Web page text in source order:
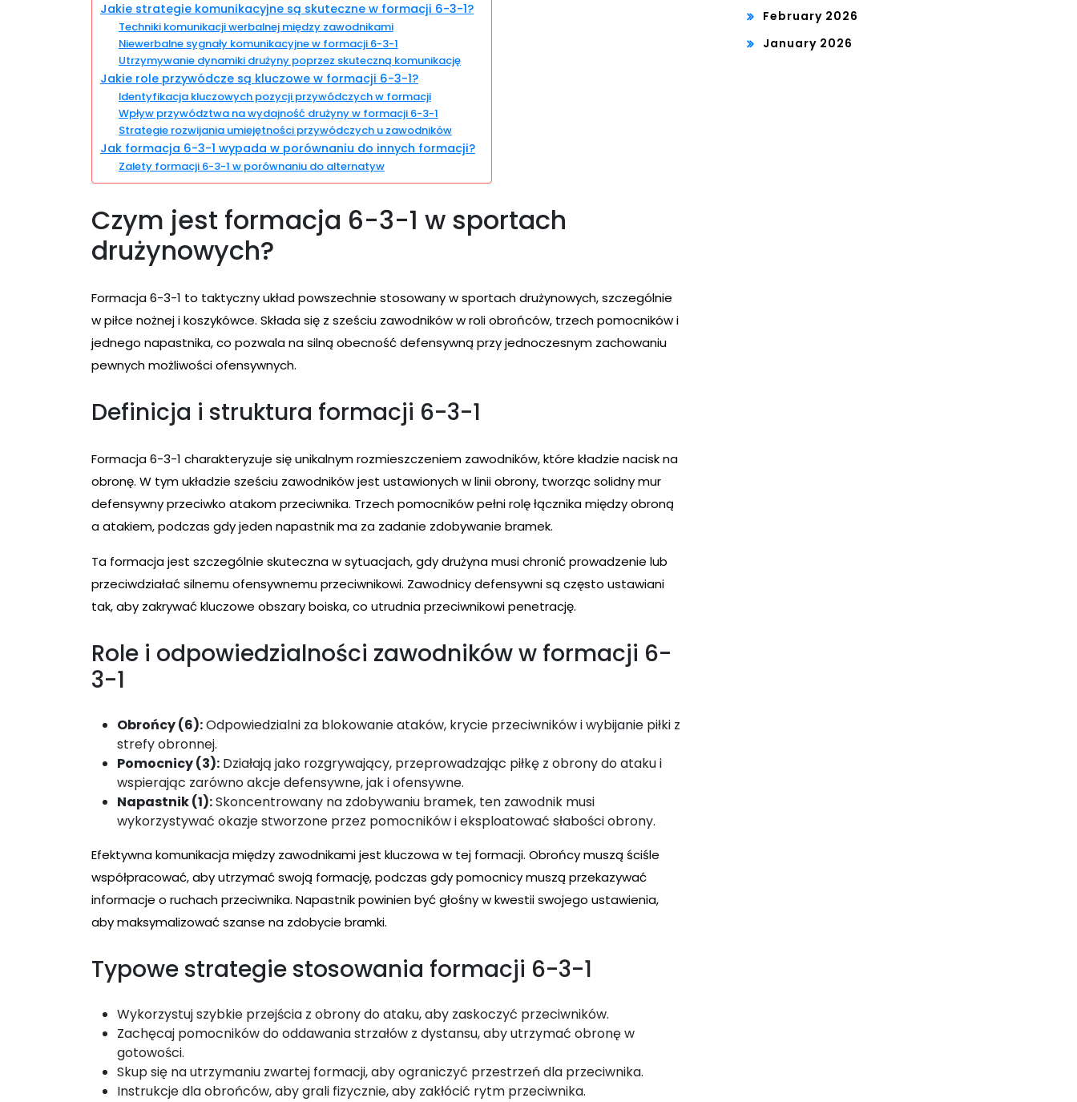
Jakie strategie komunikacyjne są skuteczne w formacji 6-3-1?
Techniki komunikacji werbalnej między zawodnikami
Niewerbalne sygnały komunikacyjne w formacji 6-3-1
Utrzymywanie dynamiki drużyny poprzez skuteczną komunikację
Jakie role przywódcze są kluczowe w formacji 6-3-1?
Identyfikacja kluczowych pozycji przywódczych w formacji
Wpływ przywództwa na wydajność drużyny w formacji 6-3-1
Strategie rozwijania umiejętności przywódczych u zawodników
Jak formacja 6-3-1 wypada w porównaniu do innych formacji?
Zalety formacji 6-3-1 w porównaniu do alternatyw
Czym jest formacja 6-3-1 w sportach
drużynowych?
Formacja 6-3-1 to taktyczny układ powszechnie stosowany w sportach drużynowych, szczególnie
w piłce nożnej i koszykówce. Składa się z sześciu zawodników w roli obrońców, trzech pomocników i
jednego napastnika, co pozwala na silną obecność defensywną przy jednoczesnym zachowaniu
pewnych możliwości ofensywnych.
Definicja i struktura formacji 6-3-1
Formacja 6-3-1 charakteryzuje się unikalnym rozmieszczeniem zawodników, które kładzie nacisk na
obronę. W tym układzie sześciu zawodników jest ustawionych w linii obrony, tworząc solidny mur
defensywny przeciwko atakom przeciwnika. Trzech pomocników pełni rolę łącznika między obroną
a atakiem, podczas gdy jeden napastnik ma za zadanie zdobywanie bramek.
Ta formacja jest szczególnie skuteczna w sytuacjach, gdy drużyna musi chronić prowadzenie lub
przeciwdziałać silnemu ofensywnemu przeciwnikowi. Zawodnicy defensywni są często ustawiani
tak, aby zakrywać kluczowe obszary boiska, co utrudnia przeciwnikowi penetrację.
Role i odpowiedzialności zawodników w formacji 6-
3-1
Obrońcy (6):Odpowiedzialni za blokowanie ataków, krycie przeciwników i wybijanie piłki z
strefy obronnej.
Pomocnicy (3): Działają jako rozgrywający, przeprowadzając piłkę z obrony do ataku i
wspierając zarówno akcje defensywne, jak i ofensywne.
Napastnik (1):Skoncentrowany na zdobywaniu bramek, ten zawodnik musi
wykorzystywać okazje stworzone przez pomocników i eksploatować słabości obrony.
Efektywna komunikacja między zawodnikami jest kluczowa w tej formacji. Obrońcy muszą ściśle
współpracować, aby utrzymać swoją formację, podczas gdy pomocnicy muszą przekazywać
informacje o ruchach przeciwnika. Napastnik powinien być głośny w kwestii swojego ustawienia,
aby maksymalizować szanse na zdobycie bramki.
Typowe strategie stosowania formacji 6-3-1
Wykorzystuj szybkie przejścia z obrony do ataku, aby zaskoczyć przeciwników.
Zachęcaj pomocników do oddawania strzałów z dystansu, aby utrzymać obronę w
gotowości.
Skup się na utrzymaniu zwartej formacji, aby ograniczyć przestrzeń dla przeciwnika.
Instrukcje dla obrońców, aby grali fizycznie, aby zakłócić rytm przeciwnika.
February 2026
January 2026